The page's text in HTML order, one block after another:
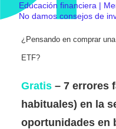
Educación financiera |
No damos consejos de
¿Pensando en comprar
ETF?
Gratis – 7 errores
habituales) en la
oportunidades en